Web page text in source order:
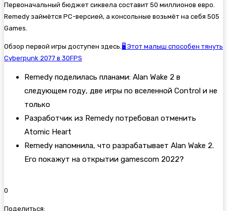
Первоначальный бюджет сиквела составит 50 миллионов евро.
Remedy займётся PC-версией, а консольные возьмёт на себя 505
Games.
Обзор первой игры доступен здесь. 🖥 Этот малыш способен тянуть
Cyberpunk 2077 в 30FPS
Remedy поделилась планами: Alan Wake 2 в
следующем году, две игры по вселенной Control и не
только
Разработчик из Remedy потребовал отменить
Atomic Heart
Remedy напомнила, что разрабатывает Alan Wake 2.
Его покажут на открытии gamescom 2022?
0
Поделиться: